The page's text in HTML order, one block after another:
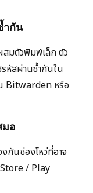
ำกัน
มตัวพิมพ์เล็ก ตัว
หัสผ่านซ้ำกันใน
Bitwarden หรือ
มอ
กันช่องโหว่ที่อาจ
/ Play